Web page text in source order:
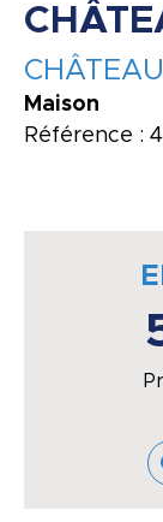
Maison
Référence :